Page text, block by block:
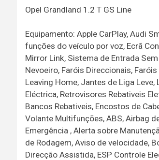
Opel Grandland 1.2 T GS Line
Equipamento: Apple CarPlay, Audi
funções do veículo por voz, Ecrã
Mirror Link, Sistema de Entrada
Nevoeiro, Faróis Direccionais,
Leaving Home, Jantes de Liga
Eléctrica, Retrovisores Rebativeis
Bancos Rebativeis, Encostos de
Volante Multifunções, ABS, Airbag
Emergência , Alerta sobre
de Rodagem, Aviso de velocidade,
Direcção Assistida, ESP Controle